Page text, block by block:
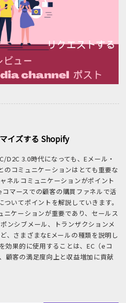
イズする Shopify
D2C 3.0時代になっても、Eメール・
のコミュニケーションはとても重要な
ネルコミュニケーションがポイント
マースでの顧客の購買ファネルで活
いてポイントを解説していきます。
ニケーションが重要であり、セールス
ンシブメール、トランザクションメ
、さまざまなEメールの種類を説明し
効果的に使用することは、EC（eコ
顧客の満足度向上と収益増加に貢献